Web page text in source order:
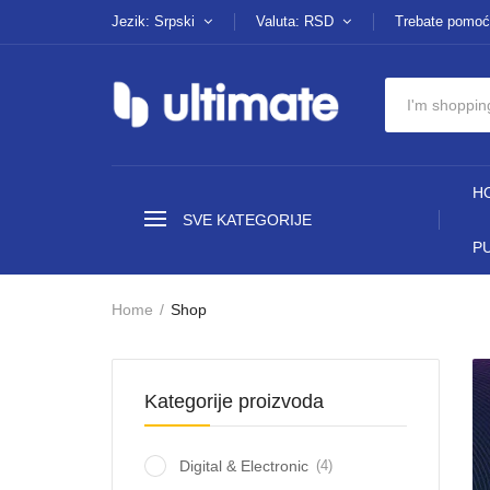
Jezik: Srpski Valuta: RSD Trebate
SVE KATEGORIJE
Home Shop
Kategorije proizvoda
Digital & Electronic (4)